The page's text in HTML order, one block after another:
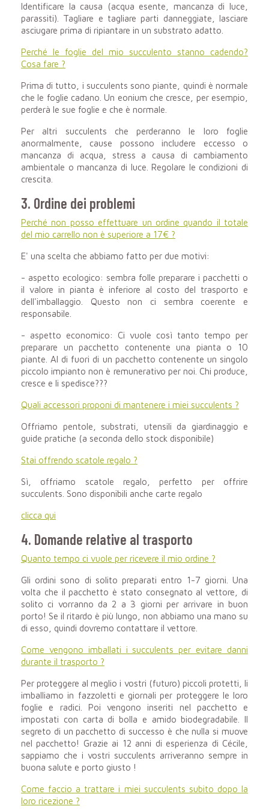
Identificare la causa (acqua esente, mancanza di luce,
parassiti). Tagliare e tagliare parti danneggiate, lasciare
asciugare prima di ripiantare in un substrato adatto.
Perché le foglie del mio succulento stanno cadendo?
Cosa fare ?
Prima di tutto, i succulents sono piante, quindi è normale
che le foglie cadano. Un eonium che cresce, per esempio,
perderà le sue foglie e che è normale.
Per altri succulents che perderanno le loro foglie
anormalmente, cause possono includere eccesso o
mancanza di acqua, stress a causa di cambiamento
ambientale o mancanza di luce. Regolare le condizioni di
crescita.
3. Ordine dei problemi
Perché non posso effettuare un ordine quando il totale
del mio carrello non è superiore a 17€ ?
E' una scelta che abbiamo fatto per due motivi:
- aspetto ecologico: sembra folle preparare i pacchetti o
il valore in pianta è inferiore al costo del trasporto e
dell'imballaggio. Questo non ci sembra coerente e
responsabile.
- aspetto economico: Ci vuole così tanto tempo per
preparare un pacchetto contenente una pianta o 10
piante. Al di fuori di un pacchetto contenente un singolo
piccolo impianto non è remunerativo per noi. Chi produce,
cresce e li spedisce???
Quali accessori proponi di mantenere i miei succulents ?
Offriamo pentole, substrati, utensili da giardinaggio e
guide pratiche (a seconda dello stock disponibile)
Stai offrendo scatole regalo ?
Sì, offriamo scatole regalo, perfetto per offrire
succulents. Sono disponibili anche carte regalo
clicca qui
4. Domande relative al trasporto
Quanto tempo ci vuole per ricevere il mio ordine ?
Gli ordini sono di solito preparati entro 1-7 giorni. Una
volta che il pacchetto è stato consegnato al vettore, di
solito ci vorranno da 2 a 3 giorni per arrivare in buon
porto! Se il ritardo è più lungo, non abbiamo una mano su
di esso, quindi dovremo contattare il vettore.
Come vengono imballati i succulents per evitare danni
durante il trasporto ?
Per proteggere al meglio i vostri (futuro) piccoli protetti, li
imballiamo in fazzoletti e giornali per proteggere le loro
foglie e radici. Poi vengono inseriti nel pacchetto e
impostati con carta di bolla e amido biodegradabile. Il
segreto di un pacchetto di successo è che nulla si muove
nel pacchetto! Grazie ai 12 anni di esperienza di Cécile,
sappiamo che i vostri succulents arriveranno sempre in
buona salute e porto giusto !
Come faccio a trattare i miei succulents subito dopo la
loro ricezione ?